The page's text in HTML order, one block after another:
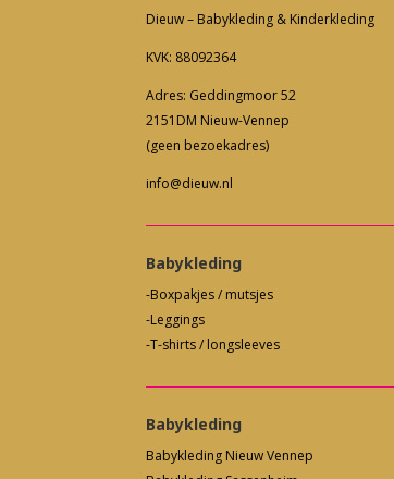
Dieuw – Babykleding & Kinderkleding
KVK: 88092364
Adres: Geddingmoor 52
2151DM Nieuw-Vennep
(geen bezoekadres)
info@dieuw.nl
Babykleding
-Boxpakjes / mutsjes
-Leggings
-T-shirts / longsleeves
Babykleding
Babykleding Nieuw Vennep